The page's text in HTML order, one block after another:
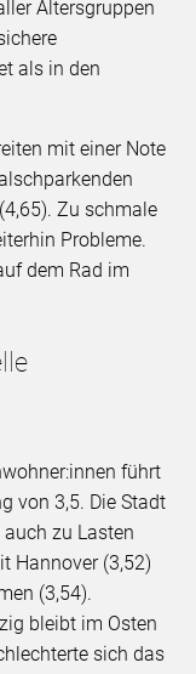
Altersgruppen
als in den
mit einer Note
Zu schmale
Probleme.
dem Rad im
führt
von 3,5. Die Stadt
zu Lasten
Hannover (3,52)
(3,54).
bleibt im Osten
sich das